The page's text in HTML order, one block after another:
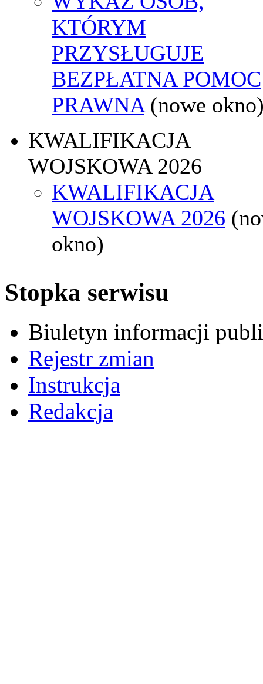
KTÓRYM
PRZYSŁUGUJE
BEZPŁATNA POMOC
PRAWNA (nowe
KWALIFIKACJA
WOJSKOWA 2026
KWALIFIKACJA
WOJSKOWA 2026
okno)
Stopka serwisu
Biuletyn informacji
Rejestr zmian
Instrukcja
Redakcja